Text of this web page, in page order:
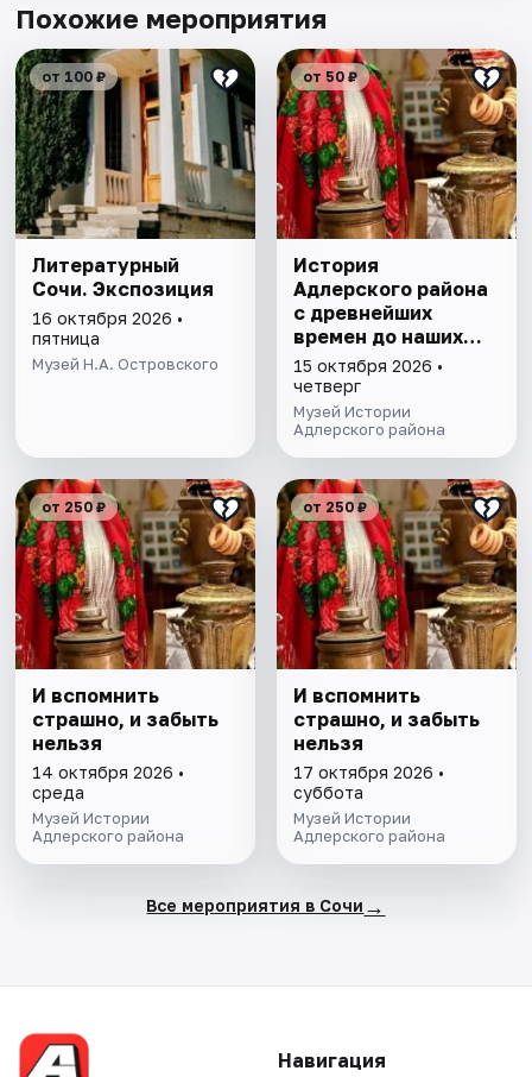
Похожие мероприятия
от 100 ₽
Литературный
Сочи. Экспозиция
16 октября 2026 •
пятница
Музей Н.А. Островского
от 50 ₽
История
Адлерского района
с древнейших
времен до наших
дней. Экскурсия
15 октября 2026 •
четверг
Музей Истории
Адлерского района
от 250 ₽
И вспомнить
страшно, и забыть
нельзя
14 октября 2026 •
среда
Музей Истории
Адлерского района
от 250 ₽
И вспомнить
страшно, и забыть
нельзя
17 октября 2026 •
суббота
Музей Истории
Адлерского района
Все мероприятия в Сочи →
Навигация